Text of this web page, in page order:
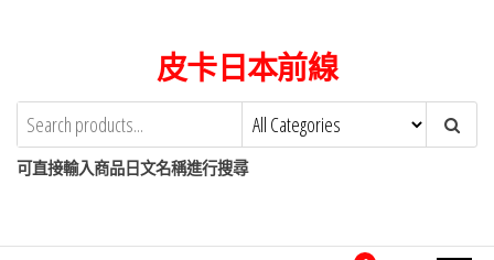
content
皮卡日本前線
可直接輸入商品日文名稱進行搜尋